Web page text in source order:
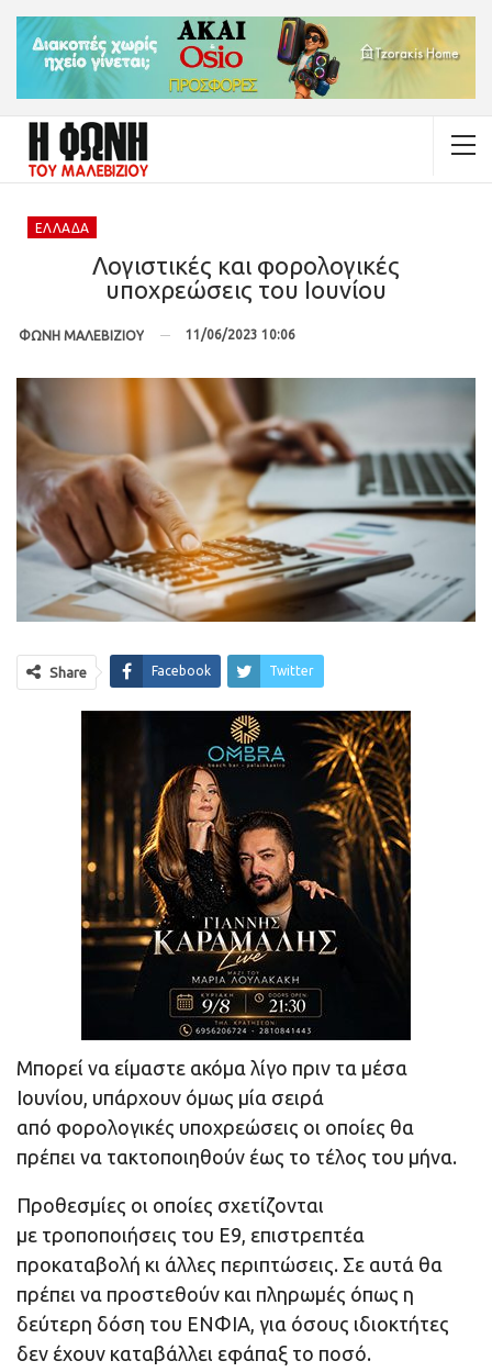
ΕΛΛΆΔΑ
Λογιστικές και φορολογικές
υποχρεώσεις του Ιουνίου
ΦΩΝΗ ΜΑΛΕΒΙΖΙΟΥ 11/06/2023 10:06
Share Facebook Twitter
Μπορεί να είμαστε ακόμα λίγο πριν τα μέσα
Ιουνίου, υπάρχουν όμως μία σειρά
από φορολογικές υποχρεώσεις οι οποίες θα
πρέπει να τακτοποιηθούν έως το τέλος του μήνα.
Προθεσμίες οι οποίες σχετίζονται
με τροποποιήσεις του Ε9, επιστρεπτέα
προκαταβολή κι άλλες περιπτώσεις. Σε αυτά θα
πρέπει να προστεθούν και πληρωμές όπως η
δεύτερη δόση του ΕΝΦΙΑ, για όσους ιδιοκτήτες
δεν έχουν καταβάλλει εφάπαξ το ποσό.